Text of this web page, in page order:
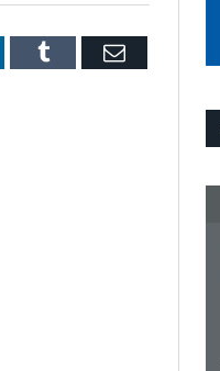
Tumblr Email